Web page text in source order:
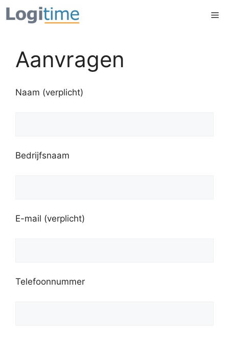
Ga
naar
Aanvragen
Naam (verplicht)
Bedrijfsnaam
E-mail (verplicht)
Telefoonnummer